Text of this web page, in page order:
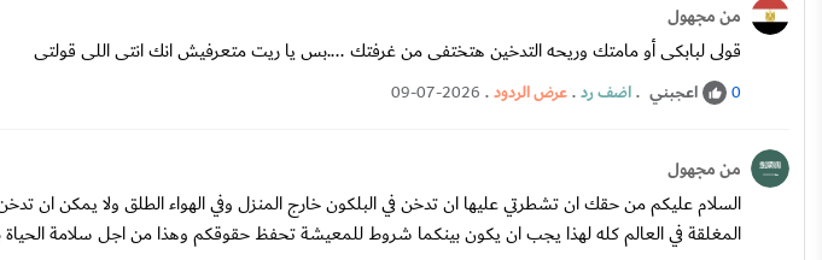
من مجهول
قولى لبابكى أو مامتك وريحه التدخين هتختفى من غرفتك ....بس يا ريت متعرفيش انك انتى اللى قولتى
0 اعجبني .اضف رد.عرض الردود.
09-07-2026
من مجهول
السلام عليكم من حقك ان تشطرتي عليها ان تدخن في البلكون خارج المنزل وفي الهواء الطلق ولا يمكن ان
المغلقة في العالم كله لهذا يجب ان يكون بينكما شروط للمعيشة تحفظ حقوقكم وهذا من اجل سلامة الحياة